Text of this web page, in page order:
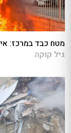
מטח כבד במרכז:
גיל קוקה